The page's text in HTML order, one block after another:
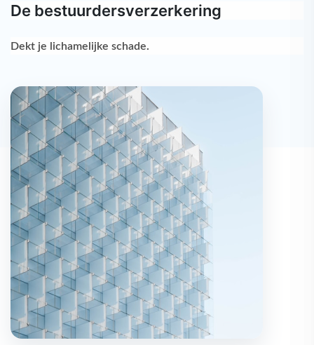
De bestuurdersverzerkering
Dekt je lichamelijke schade.